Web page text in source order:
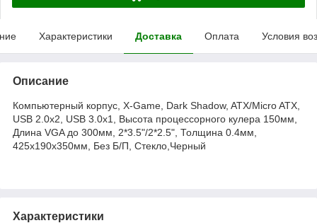
Характеристики Доставка Оплата Условия
Описание
Компьютерный корпус, X-Game, Dark Shadow, ATX/Micro ATX,
USB 2.0x2, USB 3.0x1, Высота процессорного кулера 150мм,
Длина VGA до 300мм, 2*3.5"/2*2.5", Толщина 0.4мм,
425x190x350мм, Без Б/П, Стекло,Черный
Характеристики